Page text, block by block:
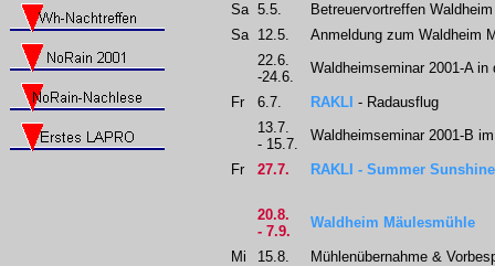
Sa 5.5.
Betreuervortreffen
Sa 12.5.
Anmeldung zum Waldheim
22.6.
-24.6.
Waldheimseminar 2001-A in
Fr 6.7. RAKLI - Radausflug
13.7.
- 15.7.
Waldheimseminar 2001-B
Fr 27.7. RAKLI - Summer
20.8.
- 7.9.
Waldheim Mäulesmühle
Mi 15.8.
Mühlenübernahme &